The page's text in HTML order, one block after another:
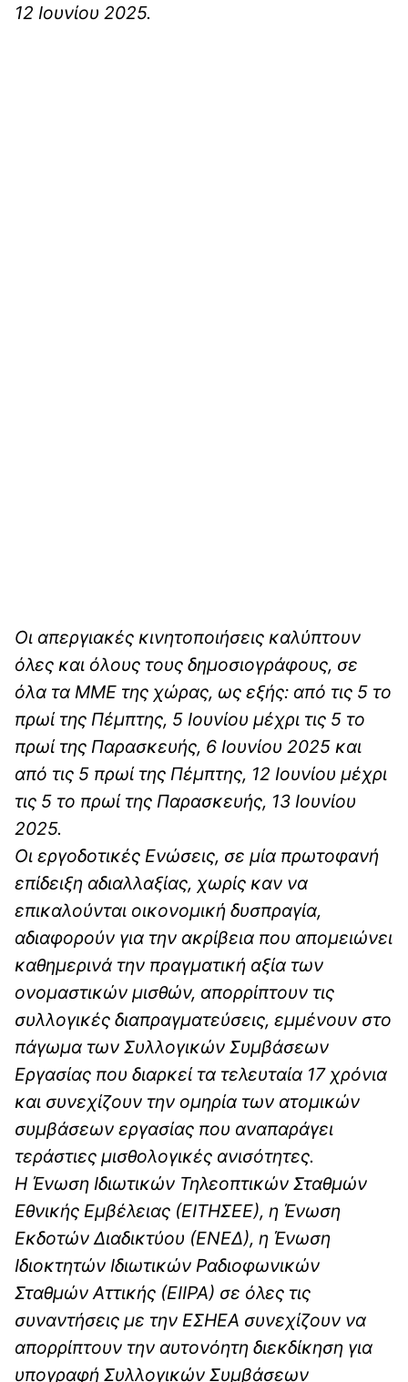
12 Ιουνίου 2025.
Οι απεργιακές κινητοποιήσεις καλύπτουν
όλες και όλους τους δημοσιογράφους, σε
όλα τα ΜΜΕ της χώρας, ως εξής: από τις 5 το
πρωί της Πέμπτης, 5 Ιουνίου μέχρι τις 5 το
πρωί της Παρασκευής, 6 Ιουνίου 2025 και
από τις 5 πρωί της Πέμπτης, 12 Ιουνίου μέχρι
τις 5 το πρωί της Παρασκευής, 13 Ιουνίου
2025.
Οι εργοδοτικές Ενώσεις, σε μία πρωτοφανή
επίδειξη αδιαλλαξίας, χωρίς καν να
επικαλούνται οικονομική δυσπραγία,
αδιαφορούν για την ακρίβεια που απομειώνει
καθημερινά την πραγματική αξία των
ονομαστικών μισθών, απορρίπτουν τις
συλλογικές διαπραγματεύσεις, εμμένουν στο
πάγωμα των Συλλογικών Συμβάσεων
Εργασίας που διαρκεί τα τελευταία 17 χρόνια
και συνεχίζουν την ομηρία των ατομικών
συμβάσεων εργασίας που αναπαράγει
τεράστιες μισθολογικές ανισότητες.
Η Ένωση Ιδιωτικών Τηλεοπτικών Σταθμών
Εθνικής Εμβέλειας (ΕΙΤΗΣΕΕ), η Ένωση
Εκδοτών Διαδικτύου (ΕΝΕΔ), η Ένωση
Ιδιοκτητών Ιδιωτικών Ραδιοφωνικών
Σταθμών Αττικής (ΕΙΙΡΑ) σε όλες τις
συναντήσεις με την ΕΣΗΕΑ συνεχίζουν να
απορρίπτουν την αυτονόητη διεκδίκηση για
υπογραφή Συλλογικών Συμβάσεων